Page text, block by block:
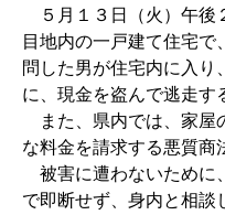
５月１３日（火）午後
目地内の一戸建て住宅
問した男が住宅内に入り
に、現金を盗んで逃走す
また、県内では、家屋
な料金を請求する悪質商
被害に遭わないために
で即断せず、身内と相談